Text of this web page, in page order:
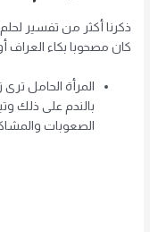
ذكرنا أكثر من تفسير
كان مصحوبا بكاء العراف
المرأة الحامل
بالندم على ذلك
الصعوبات